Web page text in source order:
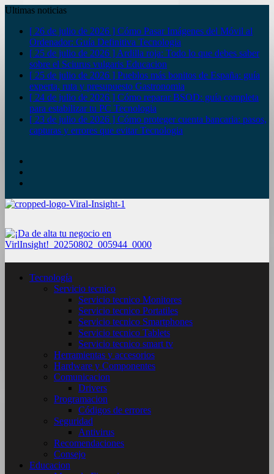
Ultimas noticias
[ 26 de julio de 2026 ] Cómo Pasar Imágenes del Móvil al
Ordenador: Guía Definitiva Tecnologia
[ 25 de julio de 2026 ] Ardilla roja: Todo lo que debes saber
sobre el Sciurus vulgaris Educacion
[ 25 de julio de 2026 ] Pueblos más bonitos de España: guía
experta, ruta y presupuesto Gastronomia
[ 24 de julio de 2026 ] Cómo reparar BSOD: guía completa
para estabilizar tu PC Tecnologia
[ 23 de julio de 2026 ] Cómo proteger cuenta bancaria: pasos,
capturas y errores que evitarTecnologia
Tecnología
Servicio tecnico
Servicio tecnico Monitores
Servicio tecnico Portatiles
Servicio tecnico Smartphones
Servicio tecnico Tablets
Servicio tecnico smart tv
Herramientas y accesorios
Hardware y Componentes
Comunicacion
Drivers
Programacion
Códigos de errores
Seguridad
Antivirus
Recomendaciones
Consejo
Educacion